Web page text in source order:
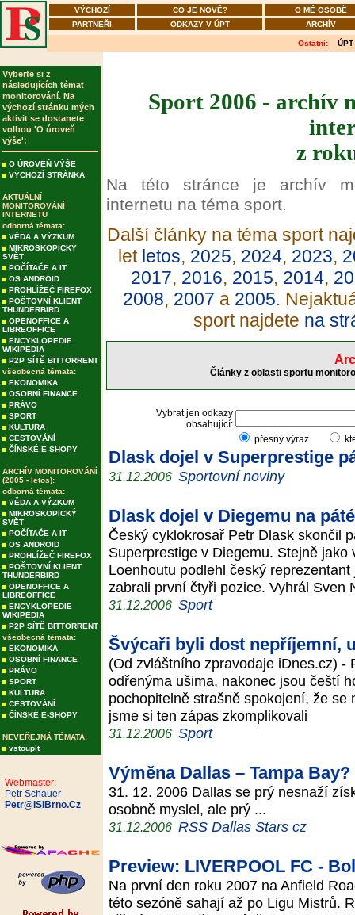
VÝCHOZÍ CO JE NOVÉ?
O MÉ OSOBĚ
PARTNEŘI
ODKAZY V ÚPT ARCHÍV
Ostatní: ÚPT
Vyberte si z
následujících témat
monitorování. Na
výchozí stránku mých
aktivit se dostanete
volbou 'O úroveň
výše':
O ÚROVEŇ VÝŠE
VÝCHOZÍ STRÁNKA
AKTUÁLNÍ
MONITOROVÁNÍ
INTERNETU
odborná témata:
VĚDA A VÝZKUM
MIKROSKOPICKÝ
SVĚT
POČÍTAČE A IT
OS ANDROID
PROHLÍŽEČ FIREFOX
POŠTOVNÍ KLIENT
THUNDERBIRD
OPENOFFICE A
LIBREOFFICE
ENCYKLOPEDIE
WIKIPEDIA
P2P SÍTĚ BITTORRENT
všeobecná témata:
EKONOMIKA
OSOBNÍ FINANCE
PRÁVO
SPORT
KULTURA
CESTOVÁNÍ
ČÍNSKÉ E-SHOPY
ARCHÍV MONITOROVÁNÍ
(2005 - letos):
odborná témata:
VĚDA A VÝZKUM
MIKROSKOPICKÝ
SVĚT
POČÍTAČE A IT
OS ANDROID
PROHLÍŽEČ FIREFOX
POŠTOVNÍ KLIENT
THUNDERBIRD
OPENOFFICE A
LIBREOFFICE
ENCYKLOPEDIE
WIKIPEDIA
P2P SÍTĚ BITTORRENT
všeobecná témata:
EKONOMIKA
OSOBNÍ FINANCE
PRÁVO
SPORT
KULTURA
CESTOVÁNÍ
ČÍNSKÉ E-SHOPY
NEVEŘEJNÁ TÉMATA:
vstoupit
Webmaster:
Petr Schauer
Petr@ISIBrno.Cz
Sport 2006 - archív
z
Na této stránce je archív
internetu na téma sport.
Další články na téma sport
let letos, 2025, 2024, 2023,
2017, 2016, 2015, 2014,
2008, 2007 a 2005.
sport najdete na
Články z oblasti sportu
Vybrat jen odkazy
obsahující:
přesný výraz
Dlask dojel v Superprestige
31.12.2006 Sportovní noviny
Dlask dojel v Diegemu na
Český cyklokrosař Petr Dlask skončil
Superprestige v Diegemu. Stejně
Loenhoutu podlehl český
zabrali první čtyři pozice. Vyhrál Sven
31.12.2006 Sport
Švýcaři byli dost nepříjemní,
(Od zvláštního zpravodaje iDnes.cz) -
odřenýma ušima, nakonec jsou čeští
pochopitelně strašně spokojení, že
jsme si ten zápas zkomplikovali
31.12.2006 Sport
Výměna Dallas – Tampa Bay?
31. 12. 2006 Dallas se prý nesnaží
osobně myslel, ale prý ...
31.12.2006 RSS Dallas Stars cz
Preview: LIVERPOOL FC -
Na první den roku 2007 na Anfield
této sezóně sahají až po Ligu Mistrů.